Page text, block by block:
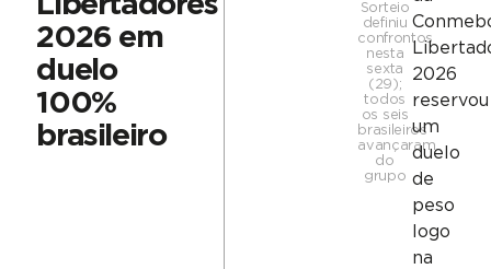
2026 em
duelo
100%
brasileiro
Sorteio
definiu
confrontos
nesta
sexta
(29);
todos
os seis
brasileiros
avançaram
do
grupo
2026
reservou
um
duelo
de
peso
logo
na